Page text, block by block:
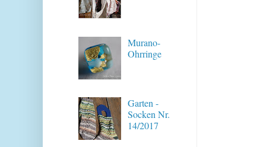
Murano-
Ohrringe
Garten -
Socken Nr.
14/2017